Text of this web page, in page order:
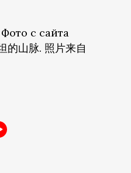
с сайта
山脉. 照片来自